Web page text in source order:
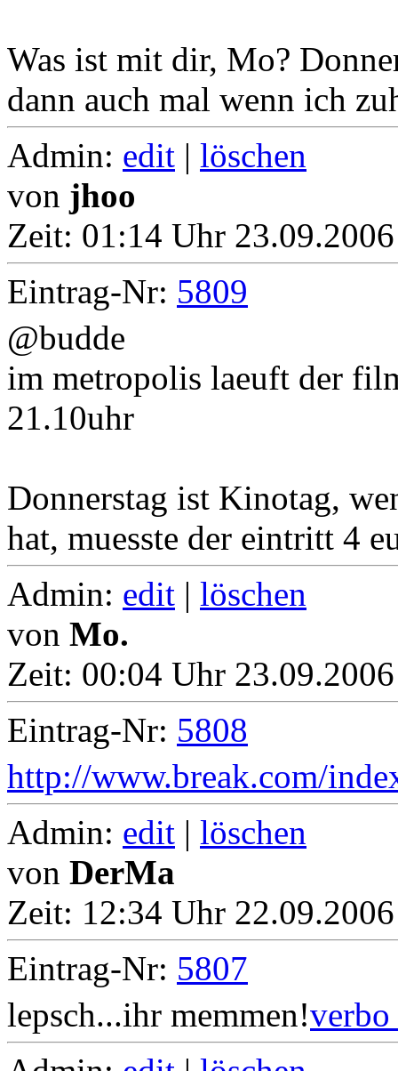
Was ist mit dir, Mo?
dann auch mal wenn ich
Admin: edit | löschen
von jhoo
Zeit: 01:14 Uhr
Eintrag-Nr: 5809
@budde
im metropolis laeuft der
21.10uhr
Donnerstag ist Kinotag,
hat, muesste der eintritt 4
Admin: edit | löschen
von Mo.
Zeit: 00:04 Uhr
Eintrag-Nr: 5808
http://www.break.com/
Admin: edit | löschen
von DerMa
Zeit: 12:34 Uhr
Eintrag-Nr: 5807
lepsch...ihr memmen!verbo